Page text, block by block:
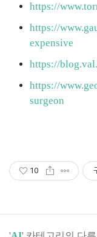
https://
https://
expensive
https://
https://
surgeon
10